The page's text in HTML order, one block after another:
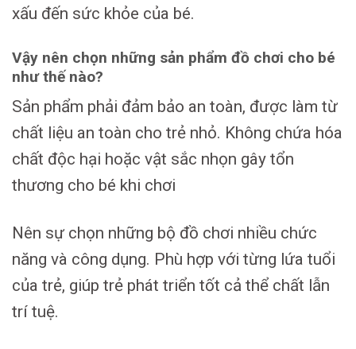
xấu đến sức khỏe của bé.
Vậy nên chọn những sản phẩm đồ chơi cho bé
như thế nào?
Sản phẩm phải đảm bảo an toàn, được làm từ
chất liệu an toàn cho trẻ nhỏ. Không chứa hóa
chất độc hại hoặc vật sắc nhọn gây tổn
thương cho bé khi chơi
Nên sự chọn những bộ đồ chơi nhiều chức
năng và công dụng. Phù hợp với từng lứa tuổi
của trẻ, giúp trẻ phát triển tốt cả thể chất lẫn
trí tuệ.